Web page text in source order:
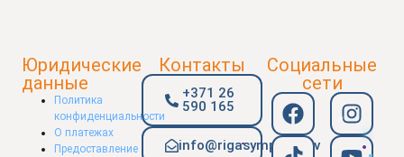
Юридические
данные
Политика
конфиденциальности
О платежах
Предоставление
Контакты
+371 26
590 165
info@rigasymphony.lv
Социальные
сети